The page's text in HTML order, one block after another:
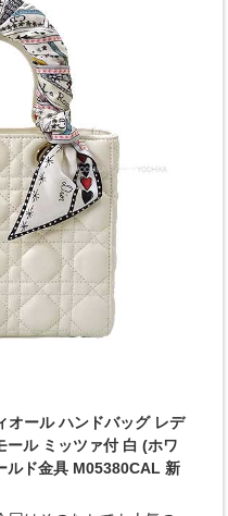
ール ハンドバッグ レデ
ール ミッツァ付 白 (ホワ
ルド金具 M05380CAL 新